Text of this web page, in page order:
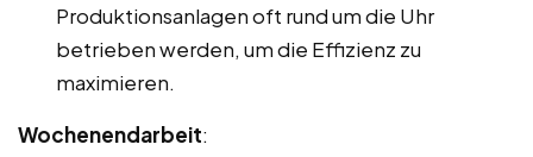
Produktionsanlagen oft rund um die Uhr
betrieben werden, um die Effizienz zu
maximieren.
Wochenendarbeit: